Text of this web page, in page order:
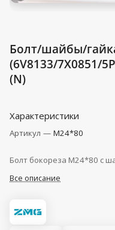
Болт/шайбы/
(6V8133/7X0851/
(N)
Характеристики
Артикул — М24*80
Болт бокореза М24*80 с
Все описание